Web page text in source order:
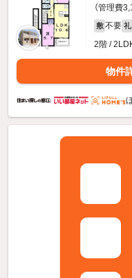
（管理費
敷 不要 礼
2階 /
物件